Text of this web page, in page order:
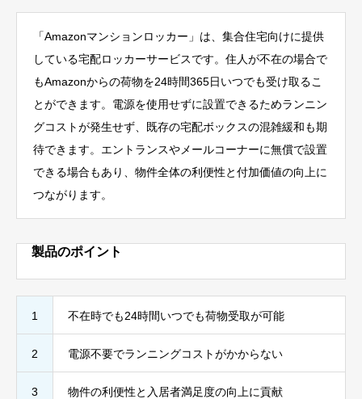
「Amazonマンションロッカー」は、集合住宅向けに提供
している宅配ロッカーサービスです。住人が不在の場合で
もAmazonからの荷物を24時間365日いつでも受け取るこ
とができます。電源を使用せずに設置できるためランニン
グコストが発生せず、既存の宅配ボックスの混雑緩和も期
待できます。エントランスやメールコーナーに無償で設置
できる場合もあり、物件全体の利便性と付加価値の向上に
つながります。
製品のポイント
1 不在時でも24時間いつでも荷物受取が可能
2 電源不要でランニングコストがかからない
3 物件の利便性と入居者満足度の向上に貢献